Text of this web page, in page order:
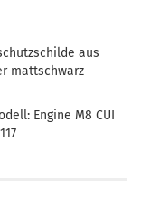
aus
mattschwarz
Engine M8 CUI